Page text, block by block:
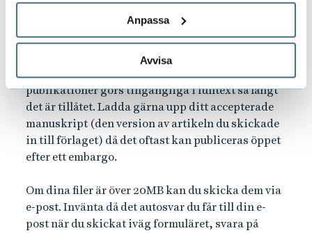
Anpassa
Avvisa
Bifoga gärna filer som underlag i registreringen.
Öppet tillgängliga artiklar och konstnärliga verk
publiceras i DiVA efter granskning. Övriga
publikationer görs tillgängliga i fulltext så långt
det är tillåtet. Ladda gärna upp ditt accepterade
manuskript (den version av artikeln du skickade
in till förlaget) då det oftast kan publiceras öppet
efter ett embargo.
Om dina filer är över 20MB kan du skicka dem via
e-post. Invänta då det autosvar du får till din e-
post när du skickat iväg formuläret, svara på